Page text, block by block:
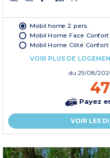
Mobil home 2 pers.
Mobil Home Face
Mobil Home Côté Confort
VOIR PLUS DE
du 29/08/
Payez
VOIR LES